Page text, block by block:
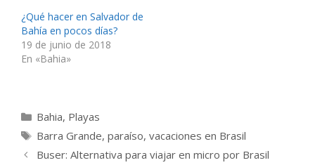
¿Qué hacer en Salvador de
Bahía en pocos días?
19 de junio de 2018
En «Bahia»
Categorías
Bahia, Playas
Etiquetas
Barra Grande, paraíso, vacaciones en Brasil
Buser: Alternativa para viajar en micro por Brasil